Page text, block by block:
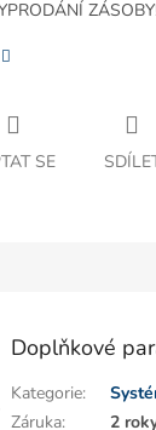
SE
Doplňkové
Kategorie:
Záruka: 2